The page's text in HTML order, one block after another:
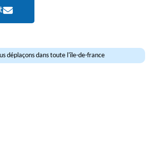
déplaçons dans toute l'île-de-france